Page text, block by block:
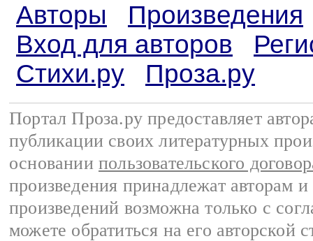
Авторы
Произведения
Вход для авторов
Стихи.ру
Проза.ру
Портал Проза.ру предоставляет
публикации своих литературных
основании пользовательского
произведения принадлежат авторам
произведений возможна только с
можете обратиться на его авторской